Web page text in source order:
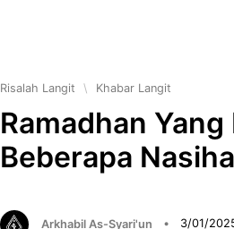
Risalah Langit \ Khabar Langit
Ramadhan
Beberapa
Arkhabil As-Syari'un • 3/01/